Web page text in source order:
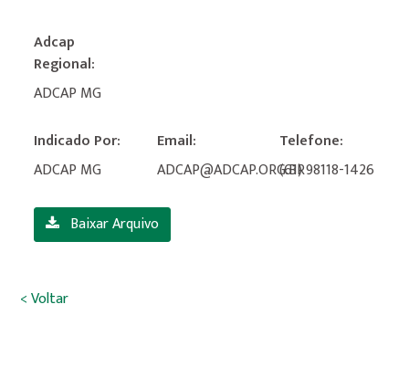
Adcap
Regional:
ADCAP MG
Indicado Por:
ADCAP MG
Email:
ADCAP@ADCAP.ORG.BR
Telefone:
(61) 98118-1426
Baixar Arquivo
< Voltar